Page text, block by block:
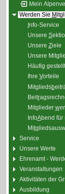
Mein
Werden Sie M
nfo-Service
Unsere S
Unsere Ziele
Unsere Mitglie
Häufig
Ihre Vorteile
Mitgliedsb
Beitr
Mitglieder w
InfoAbend für
Mit
Service
Unsere Werte
Ehrenamt -
Veranstaltungen
Aktivitäten der
Ausbildung